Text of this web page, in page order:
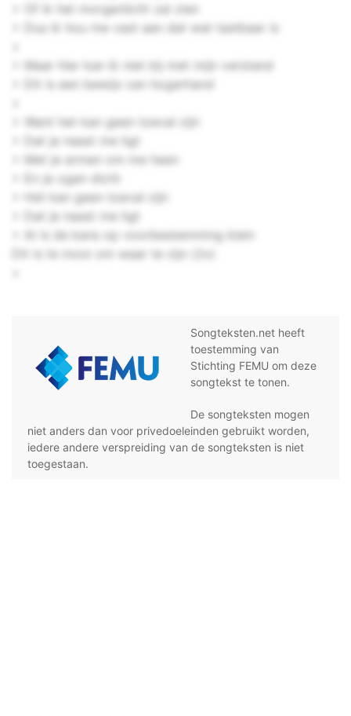
> Of ik het morgenlicht zal zien
> Dus ik hou me vast aan dat wat tastbaar is
> Maar hier kan ik niet bij met mijn verstand
> Dit is een bewijs van hogerhand
> Want het kan geen toeval zijn
> Dat je naast me ligt
> Met je armen om me heen
> En je ogen dicht
> Het kan geen toeval zijn
> Dat je naast me ligt
> Al is de kans op voorbestemming klein
Dit is te mooi om waar te zijn (2x)
Songteksten.net heeft
toestemming van
Stichting FEMU om deze
songtekst te tonen.
De songteksten mogen
niet anders dan voor privedoeleinden gebruikt worden,
iedere andere verspreiding van de songteksten is niet
toegestaan.